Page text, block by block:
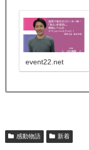
event22.net
感動物語 新着